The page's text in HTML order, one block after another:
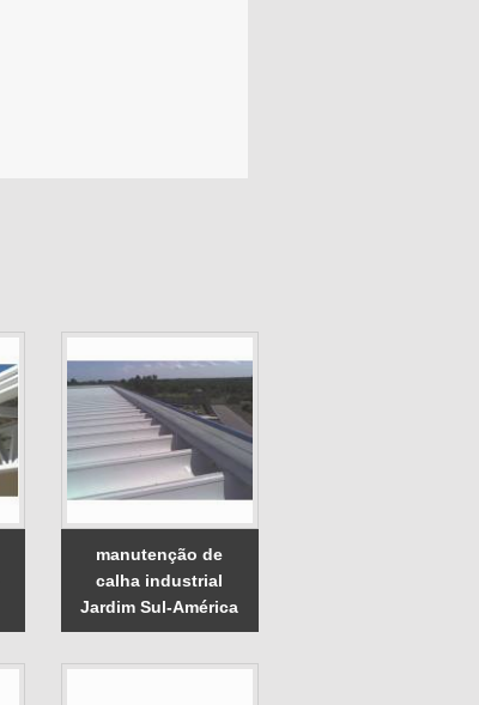
manutenção de
calha industrial
Jardim Sul-América